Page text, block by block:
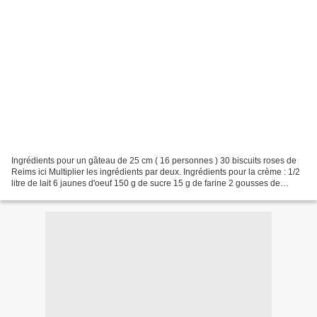
Ingrédients pour un gâteau de 25 cm ( 16 personnes ) 30 biscuits roses de
Reims ici Multiplier les ingrédients par deux. Ingrédients pour la crème : 1/2
litre de lait 6 jaunes d'oeuf 150 g de sucre 15 g de farine 2 gousses de